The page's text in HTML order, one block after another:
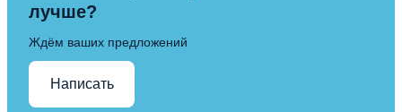
лучше?
Ждём ваших предложений
Написать